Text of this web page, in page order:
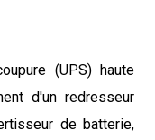
(UPS) haute
d'un redresseur
de batterie,